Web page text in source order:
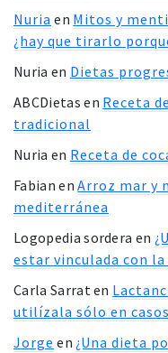
Nuria en Mitos y
¿hay que tirarlo
Nuria en Dietas
ABCDietas en Receta
tradicional
Nuria en Receta de
Fabian enArroz mar y
mediterránea
Logopedia sordera en
estar vinculada con
Carla Sarraten
utilízala sólo en
Jorge en ¿Una dieta